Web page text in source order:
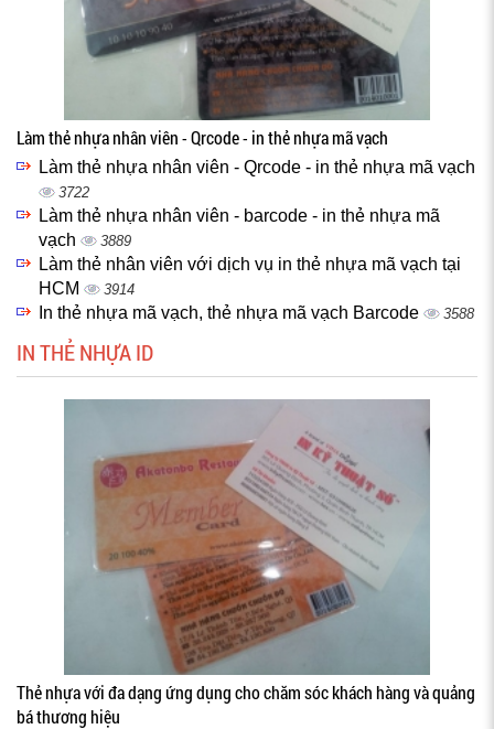
Làm thẻ nhựa nhân viên - Qrcode - in thẻ nhựa mã vạch
Làm thẻ nhựa nhân viên - Qrcode - in thẻ nhựa mã vạch
3722
Làm thẻ nhựa nhân viên - barcode - in thẻ nhựa mã
vạch
3889
Làm thẻ nhân viên với dịch vụ in thẻ nhựa mã vạch tại
HCM
3914
In thẻ nhựa mã vạch, thẻ nhựa mã vạch Barcode 3588
IN THẺ NHỰA ID
Thẻ nhựa với đa dạng ứng dụng cho chăm sóc khách hàng và quảng
bá thương hiệu